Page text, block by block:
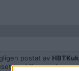
postat av HBTKuk
med flera andra.